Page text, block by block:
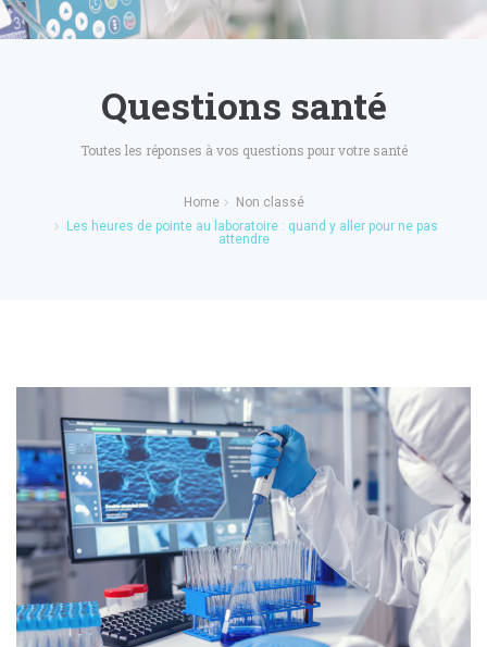
Questions santé
Toutes les réponses à vos questions pour votre santé
Home
Non classé
Les heures de pointe au laboratoire : quand y aller pour ne pas
attendre